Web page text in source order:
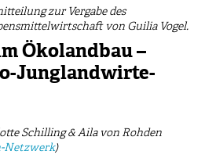
zur Vergabe des
von Guilia Vogel.
Ökolandbau –
Junglandwirte-
Schilling & Aila von Rohden
Netzwerk)